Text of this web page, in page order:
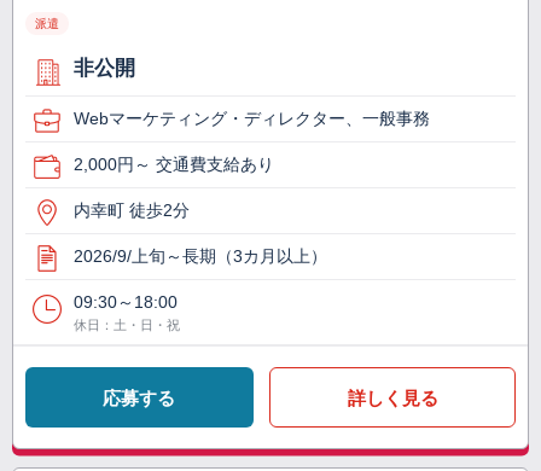
派遣
非公開
Webマーケティング・ディレクター、一般事務
2,000円～ 交通費支給あり
内幸町 徒歩2分
2026/9/上旬～長期（3カ月以上）
09:30～18:00
休日：土・日・祝
応募する 詳しく見る